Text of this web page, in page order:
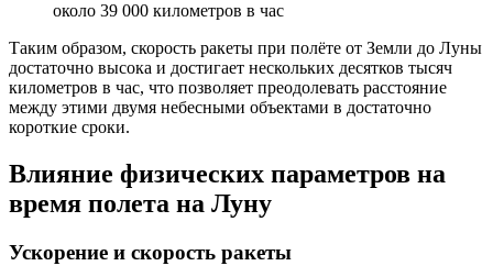
около 39 000 километров в час
Таким образом, скорость ракеты при полёте от Земли до Луны
достаточно высока и достигает нескольких десятков тысяч
километров в час, что позволяет преодолевать расстояние
между этими двумя небесными объектами в достаточно
короткие сроки.
Влияние физических параметров на
время полета на Луну
Ускорение и скорость ракеты